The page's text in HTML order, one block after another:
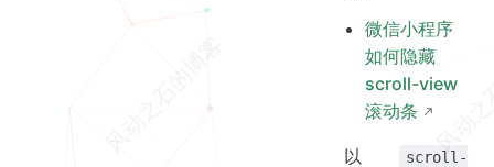
微信小程序
如何隐藏
scroll-view
滚动条
以
scroll-